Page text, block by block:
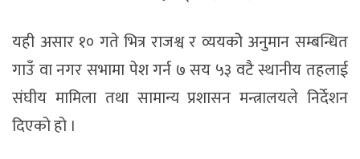
यही असार १० गते भित्र राजश्व र व्ययकोे अनुमान सम्बन्धित
गाउँ वा नगर सभामा पेश गर्न ७ सय ५३ वटै स्थानीय तहलाई
संघीय मामिला तथा सामान्य प्रशासन मन्त्रालयले निर्देशन
दिएको हो ।